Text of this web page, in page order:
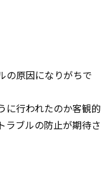
の原因になりがちで
に行われたのか客観的
ラブルの防止が期待さ